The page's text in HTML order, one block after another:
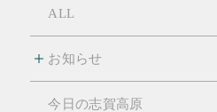
ALL
お知らせ
今日の志賀高原